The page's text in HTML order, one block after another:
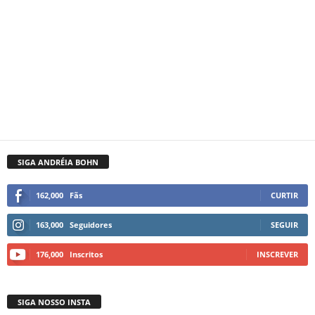
SIGA ANDRÉIA BOHN
162,000 Fãs CURTIR
163,000 Seguidores SEGUIR
176,000 Inscritos INSCREVER
SIGA NOSSO INSTA